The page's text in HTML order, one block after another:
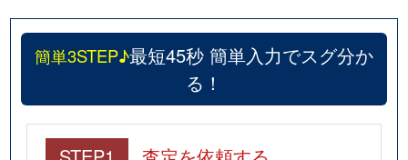
簡単3STEP♪最短45秒 簡単入力でスグ分か
る！